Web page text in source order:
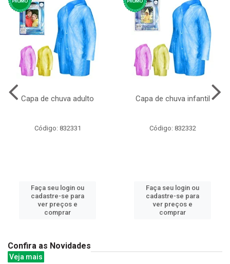
Capa de chuva adulto
Código: 832331
Faça seu login ou
cadastre-se para
ver preços e
comprar
Capa de chuva infantil
Código: 832332
Faça seu login ou
cadastre-se para
ver preços e
comprar
Confira as Novidades
Veja mais